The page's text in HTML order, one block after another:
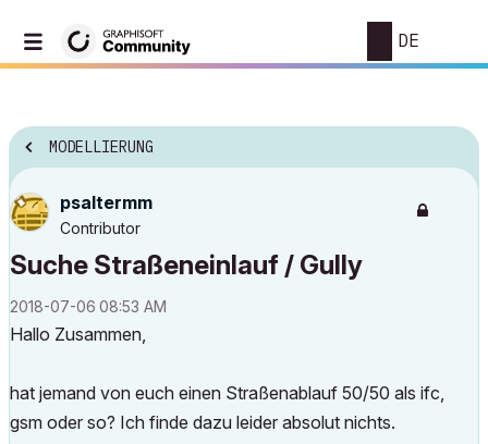
DE
MODELLIERUNG
psaltermm
Contributor
Suche Straßeneinlauf / Gully
‎2018-07-06 08:53 AM
Hallo Zusammen,
hat jemand von euch einen Straßenablauf 50/50 als ifc,
gsm oder so? Ich finde dazu leider absolut nichts.